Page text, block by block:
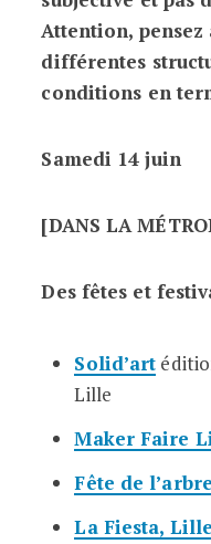
Attention, pensez
différentes
conditions en
Samedi 14 juin
[DANS LA
Des fêtes et
Solid’art
Lille
Maker Faire
Fête de l’arbre
La Fiesta,